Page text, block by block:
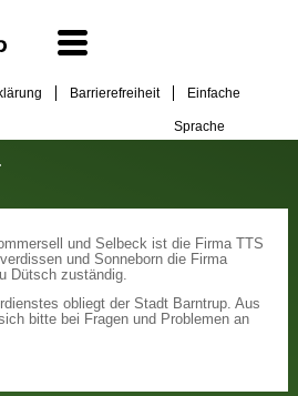
Barrierefreiheit Einfache
Sprache
und Selbeck ist die Firma TTS
und Sonneborn die Firma
Dütsch zuständig.
obliegt der Stadt Barntrup. Aus
bitte bei Fragen und Problemen an